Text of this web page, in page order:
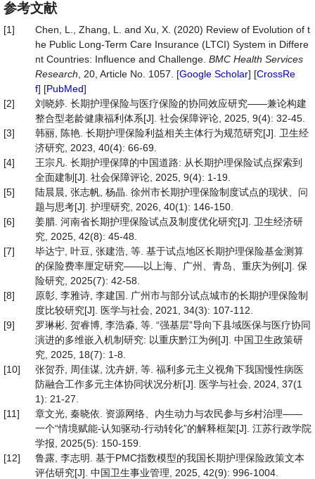
参考文献
[1]
Chen, L., Zhang, L. and Xu, X. (2020) Review of Evolution of t
he Public Long-Term Care Insurance (LTCI) System in Differe
nt Countries: Influence and Challenge. BMC Health Services
Research , 20, Article No. 1057. [Google Scholar] [CrossRe
f] [PubMed]
[2]
刘晓婷. 长期护理保险与医疗保险的协同效应研究——兼论构建
整合型老龄健康福利体系[J]. 社会保障评论, 2025, 9(4): 32-45.
[3]
韩丽, 陈艳. 长期护理保险利益相关主体行为规范研究[J]. 卫生经
济研究, 2023, 40(4): 66-69.
[4]
王宗凡. 长期护理保障的中国道路: 从长期护理保险试点探索到
全面建制[J]. 社会保障评论, 2025, 9(4): 1-19.
[5]
陆晨晨, 张志帆, 杨晶. 徐州市长期护理保险制度试点的现状、问
题与思考[J]. 护理研究, 2026, 40(1): 146-150.
[6]
姜腊. 河南省长期护理保险试点及制度优化研究[J]. 卫生经济研
究, 2025, 42(8): 45-48.
[7]
毕达宁, 叶豆, 张建浩, 等. 基于试点地区长期护理保险基金测算
的保险费率厘定研究——以上海、广州、青岛、重庆为例[J]. 保
险研究, 2025(7): 42-58.
[8]
原彰, 李雅诗, 李建国. 广州市与部分试点城市的长期护理保险制
度比较研究[J]. 医学与社会, 2021, 34(3): 107-112.
[9]
罗琳彬, 贺睿博, 李浩淼, 等. “强基层”导向下县域医保与医疗协同
演进的多维嵌入机制研究: 以重庆黔江为例[J]. 中国卫生政策研
究, 2025, 18(7): 1-8.
[10]
张贺乔, 周佳谋, 沈卉妍, 等. 福利多元主义视角下我国慢性病医
防融合工作多元主体协同状况分析[J]. 医学与社会, 2024, 37(1
1): 21-27.
[11]
章文光, 秦晓依. 资源网络、内生动力与农民参与乡村治理——
一个“情境赋能-认知驱动-行动转化”的解释框架[J]. 江苏行政学院
学报, 2025(5): 150-159.
[12]
鲁露, 李志明. 基于PMC指数模型的我国长期护理保险政策文本
评估研究[J]. 中国卫生事业管理, 2025, 42(9): 996-1004.